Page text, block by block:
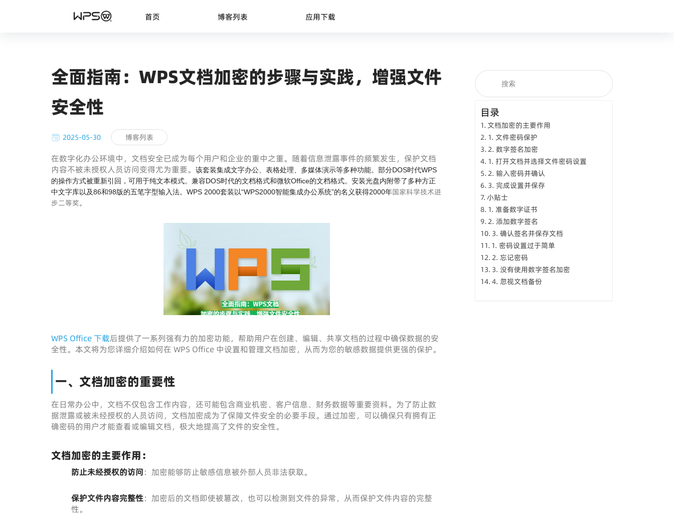
首页 博客列表 应用下载
全面指南：WPS文档加密的步骤与实践，增强文件
安全性
2025-05-30 博客列表
在数字化办公环境中，文档安全已成为每个用户和企业的重中之重。随着信息泄露事件的频繁发生，保护文档
内容不被未授权人员访问变得尤为重要。
该套装集成文字办公、表格处理、多媒体演示等多种功能。部分DOS时代WPS
的操作方式被重新引回，可用于纯文本模式。兼容DOS时代的文档格式和微软Office的文档格式。安装光盘内附带了多种方正
中文字库以及86和98版的五笔字型输入法。WPS 2000套装以“WPS2000智能集成办公系统”的名义获得2000年国家科学技术进
步二等奖。
WPS Office 下载后提供了一系列强有力的加密功能，帮助用户在创建、编辑、共享文档的过程中确保数据的安
全性。本文将为您详细介绍如何在 WPS Office 中设置和管理文档加密，从而为您的敏感数据提供更强的保护。
一、文档加密的重要性
在日常办公中，文档不仅包含工作内容，还可能包含商业机密、客户信息、财务数据等重要资料。为了防止数
据泄露或被未经授权的人员访问，文档加密成为了保障文件安全的必要手段。通过加密，可以确保只有拥有正
确密码的用户才能查看或编辑文档，极大地提高了文件的安全性。
文档加密的主要作用：
防止未经授权的访问：加密能够防止敏感信息被外部人员非法获取。
保护文件内容完整性：加密后的文档即使被篡改，也可以检测到文件的异常，从而保护文件内容的完整
性。
目录
文档加密的主要作用
1. 文件密码保护
2. 数字签名加密
1. 打开文档并选择文件密码设置
2. 输入密码并确认
3. 完成设置并保存
小贴士
1. 准备数字证书
2. 添加数字签名
3. 确认签名并保存文档
1. 密码设置过于简单
2. 忘记密码
3. 没有使用数字签名加密
4. 忽视文档备份